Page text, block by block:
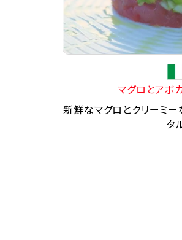
マグロとアボ
新鮮なマグロとクリーミ
タ